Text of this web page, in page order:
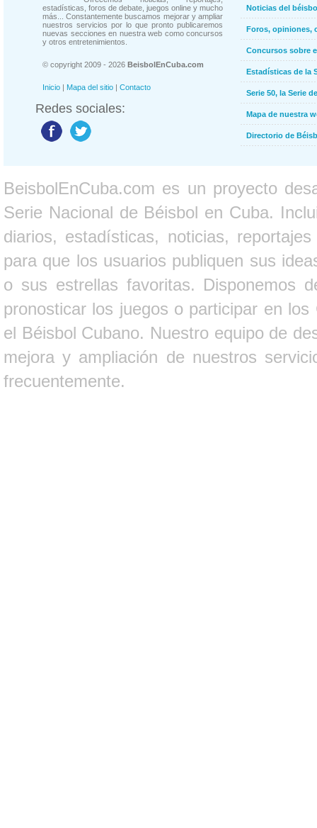
estadísticas, foros de debate, juegos online y mucho
más... Constantemente buscamos mejorar y ampliar
nuestros servicios por lo que pronto publicaremos
nuevas secciones en nuestra web como concursos
y otros entretenimientos.
© copyright 2009 - 2026 BeisbolEnCuba.com
Inicio | Mapa del sitio | Contacto
Redes sociales:
Noticias del
Foros, opiniones,
Concursos sobre
Estadísticas de la
Serie 50, la Serie
Mapa de nuestra
Directorio de
BeisbolEnCuba.com es un proyecto
Serie Nacional de Béisbol en Cuba.
diarios, estadísticas, noticias,
para que los usuarios publiquen sus
o sus estrellas favoritas. Disponemos
pronosticar los juegos o participar en
el Béisbol Cubano. Nuestro equipo de
mejora y ampliación de nuestros
frecuentemente.